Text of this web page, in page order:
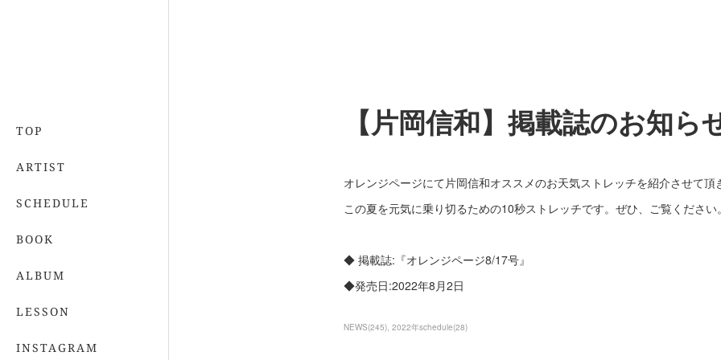
TOP
ARTIST
SCHEDULE
BOOK
ALBUM
LESSON
INSTAGRAM
【片岡信和】掲載誌のお知ら
オレンジページにて片岡信和オススメのお天気ストレッチを紹介させて頂
この夏を元気に乗り切るための10秒ストレッチです。ぜひ、ご覧ください。
◆ 掲載誌:『オレンジページ8/17号』
◆発売日:2022年8月2日
NEWS(245) 2022年schedule(28)